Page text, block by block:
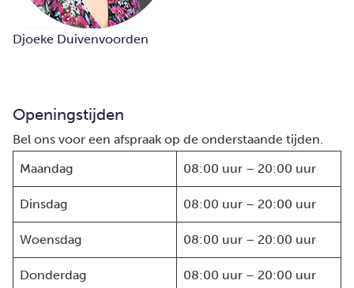
Djoeke Duivenvoorden
Openingstijden
Bel ons voor een afspraak op de onderstaande tijden.
Maandag
08:00 uur – 20:00 uur
Dinsdag 08:00 uur – 20:00 uur
Woensdag 08:00 uur – 20:00 uur
Donderdag 08:00 uur – 20:00 uur